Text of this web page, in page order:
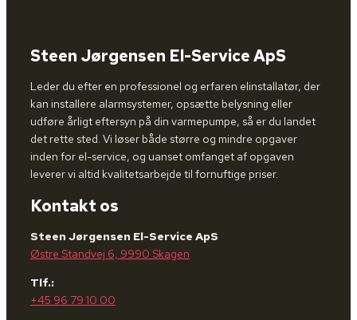
Steen Jørgensen El-Service ApS
Leder du efter en professionel og erfaren elinstallatør, der
kan installere alarmsystemer, opsætte belysning eller
udføre årligt eftersyn på din varmepumpe, så er du landet
det rette sted. Vi løser både større og mindre opgaver
inden for el-service, og uanset omfanget af opgaven
leverer vi altid kvalitetsarbejde til fornuftige priser.
Kontakt os
Steen Jørgensen El-Service ApS
Østre Standvej 6, 9990 Skagen
Tlf.:
+45 96 79 10 00